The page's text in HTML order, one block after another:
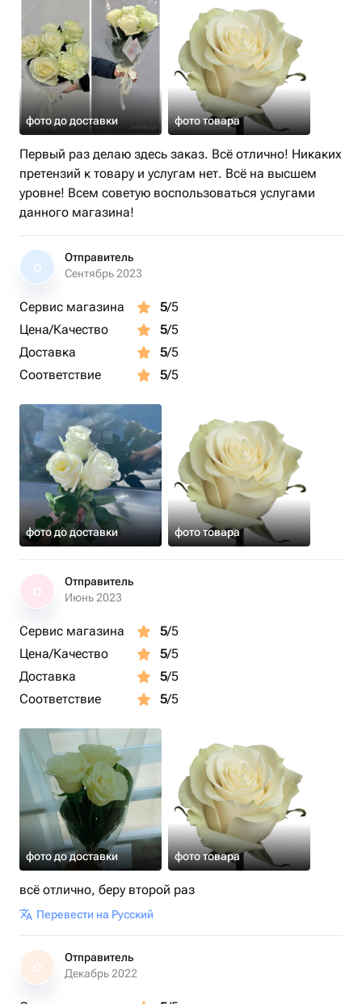
фото до доставки фото товара
Первый раз делаю здесь заказ. Всё отлично! Никаких
претензий к товару и услугам нет. Всё на высшем
уровне! Всем советую воспользоваться услугами
данного магазина!
О
Отправитель
Сентябрь 2023
Сервис магазина 5/5
Цена/Качество
5/5
Доставка
5/5
Соответствие
5/5
фото до доставки фото товара
Отправитель
Июнь 2023
Сервис магазина 5/5
Цена/Качество
5/5
Доставка
5/5
Соответствие
5/5
фото до доставки фото товара
всё отлично, беру второй раз
Перевести на Русский
О
Отправитель
Декабрь 2022